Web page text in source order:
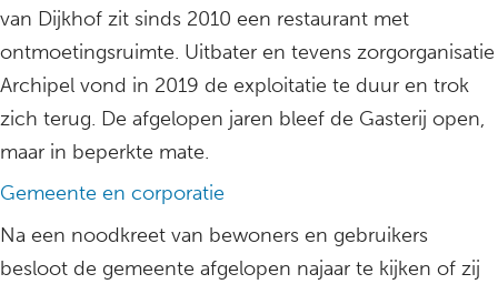
van Dijkhof zit sinds 2010 een restaurant met
ontmoetingsruimte. Uitbater en tevens zorgorganisatie
Archipel vond in 2019 de exploitatie te duur en trok
zich terug. De afgelopen jaren bleef de Gasterij open,
maar in beperkte mate.
Gemeente en corporatie
Na een noodkreet van bewoners en gebruikers
besloot de gemeente afgelopen najaar te kijken of zij